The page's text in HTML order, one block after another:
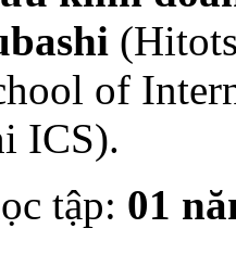
of
ICS).
tập: 01